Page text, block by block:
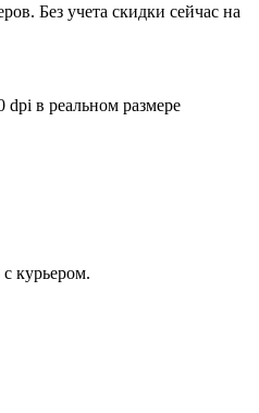
Без учета скидки сейчас на
в реальном размере
курьером.